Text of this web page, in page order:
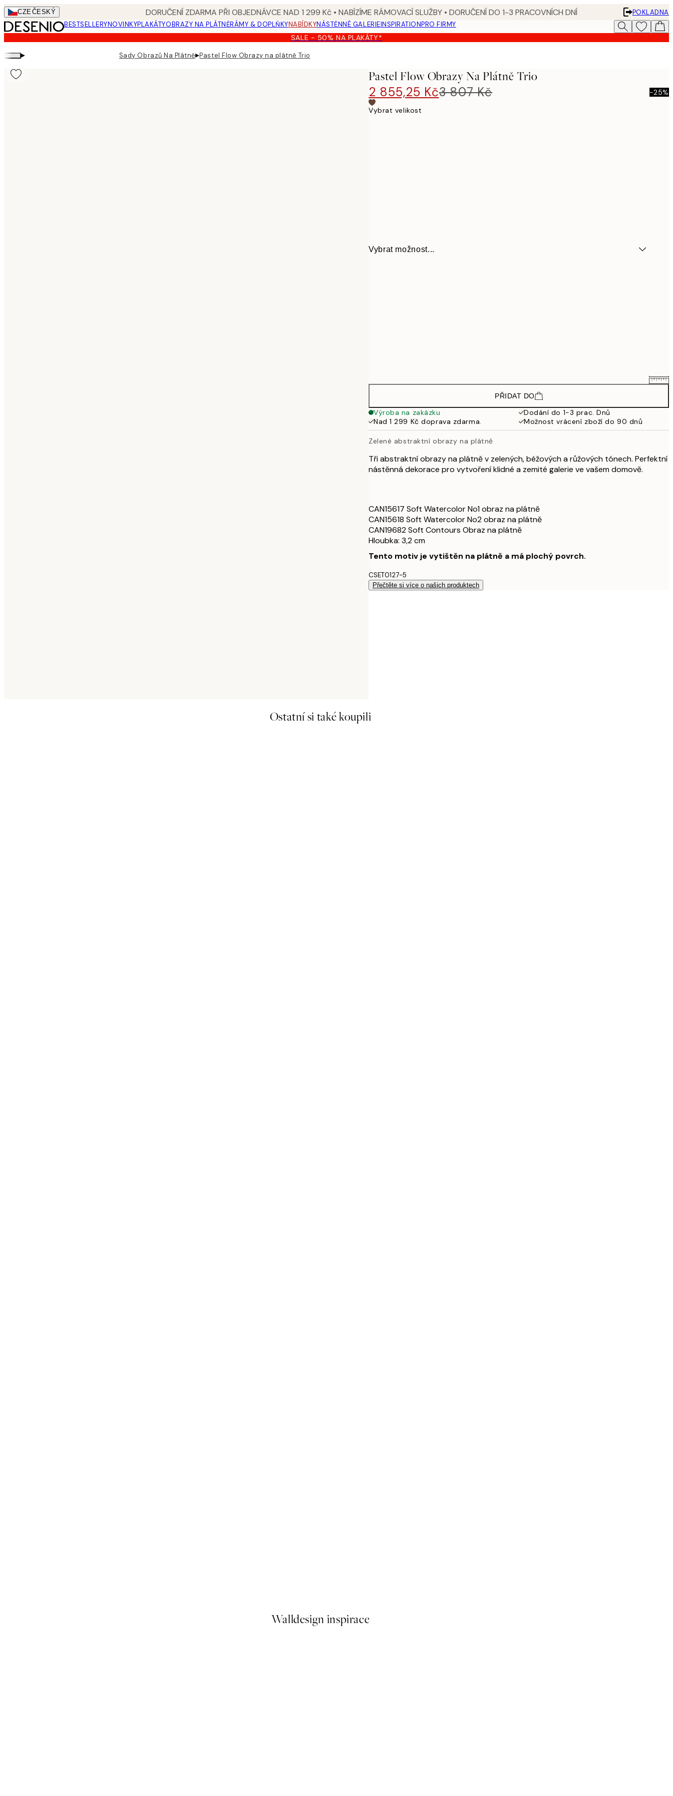
Skip
to
main
content.
CZEČESKÝ DORUČENÍ ZDARMA PŘI OBJEDNÁVCE NAD 1 299 Kč • NABÍZÍME RÁMOVACÍ SLUŽBY • DORUČENÍ DO 1-3 PRACOVNÍCH DNÍ
POKLADNA
BESTSELLERYNOVINKYPLAKÁTYOBRAZY NA PLÁTNĚRÁMY & DOPLŇKYNABÍDKYNÁSTĚNNÉ GALERIEINSPIRATIONPRO FIRMY
SALE - 50% NA PLAKÁTY*
▸ Sady Obrazů Na Plátně▸Pastel Flow Obrazy na plátně Trio
Pastel Flow Obrazy Na Plátně Trio
2 855,25 Kč3 807 Kč -25%
Vybrat velikost
Vybrat možnost...
3 807 Kč
50x70 cm 5 172,75 Kč
6 897 Kč
6 207 Kč
50x70 cm - Černý dřevěný rám 6 972,75 Kč
50x70 cm - Dubový dřevěný rám
PŘIDAT DO
Výroba na zakázku
Dodání do 1-3 prac. Dnů
Nad 1 299 Kč doprava zdarma.
Možnost vrácení zboží do 90 dnů
Zelené abstraktní obrazy na plátně
Tři abstraktní obrazy na plátně v zelených, béžových a růžových tónech. Perfektní
nástěnná dekorace pro vytvoření klidné a zemité galerie ve vašem domově.
CAN15617 Soft Watercolor No1 obraz na plátně
CAN15618 Soft Watercolor No2 obraz na plátně
CAN19682 Soft Contours Obraz na plátně
Hloubka: 3,2 cm
Tento motiv je vytištěn na plátně a má plochý povrch.
CSET0127-5
Přečtěte si více o našich produktech
Ostatní si také koupili
Walldesign inspirace